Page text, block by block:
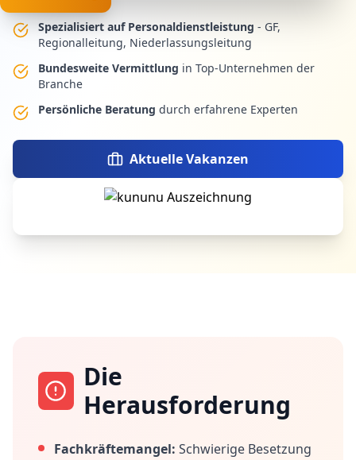
Spezialisiert auf Personaldienstleistung - GF,
Regionalleitung, Niederlassungsleitung
Bundesweite Vermittlung in Top-Unternehmen der
Branche
Persönliche Beratung durch erfahrene Experten
Aktuelle Vakanzen
Die
Herausforderung
Fachkräftemangel: Schwierige Besetzung